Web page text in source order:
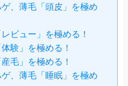
、薄毛「頭皮」を極め
ビュー」を極める！
験」を極める！
毛」を極める！
、薄毛「睡眠」を極め